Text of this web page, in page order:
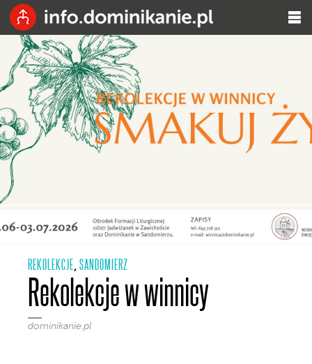
REKOLEKCJE, SANDOMIERZ
Rekolekcje w winnicy
dominikanie.pl